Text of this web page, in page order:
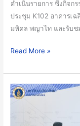
ดำเนินรายการ ซึ่งกิจก
ประชุม K102 อาคารเ
มหิดล พญาไท และรับช
และ
รักษา
โรค’
Read More »
คณะ
วิทยาศาสตร์